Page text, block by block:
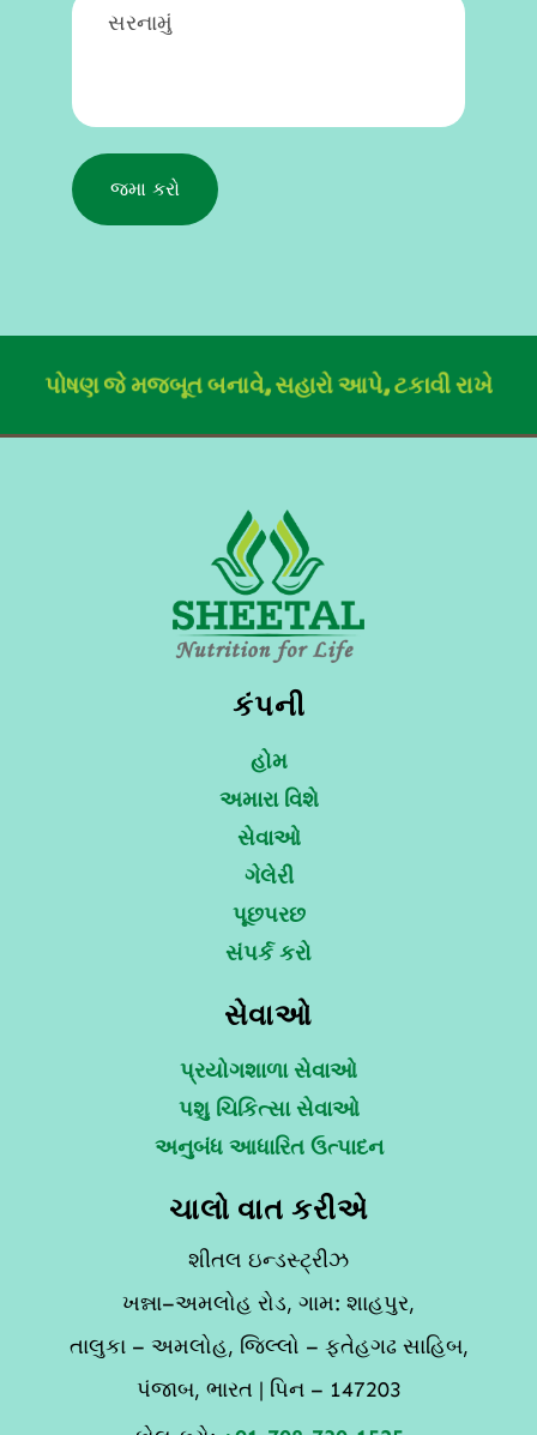
પોષણ જે મજબૂત બનાવે, સહારો આપે, ટકાવી રાખે
કંપની
હોમ
અમારા વિશે
સેવાઓ
ગેલેરી
પૂછપરછ
સંપર્ક કરો
સેવાઓ
પ્રયોગશાળા સેવાઓ
પશુ ચિકિત્સા સેવાઓ
અનુબંધ આધારિત ઉત્પાદન
ચાલો વાત કરીએ
શીતલ ઇન્ડસ્ટ્રીઝ
ખન્ના–અમલોહ રોડ, ગામ: શાહપુર,
તાલુકા – અમલોહ, જિલ્લો – ફતેહગઢ સાહિબ,
પંજાબ, ભારત | પિન – 147203